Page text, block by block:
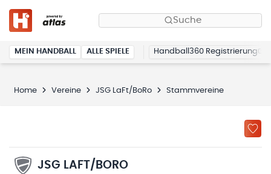
Suche
MEIN HANDBALL ALLE SPIELE Handball360 Registrierung
Home Vereine JSG LaFt/BoRo Stammvereine
JSG LAFT/BORO